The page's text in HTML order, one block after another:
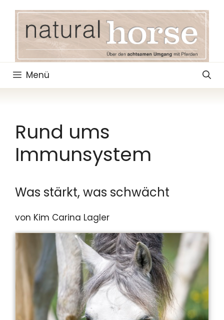
springen
Menü
Rund ums
Immunsystem
Was stärkt, was schwächt
von Kim Carina Lagler